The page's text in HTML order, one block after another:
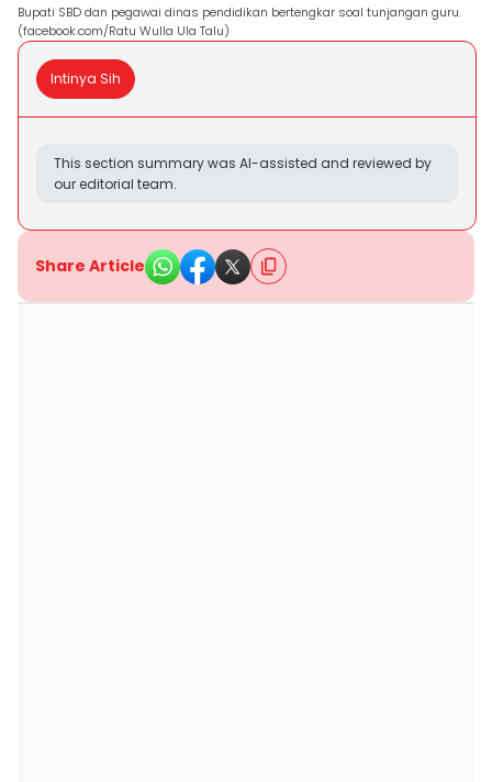
Bupati SBD dan pegawai dinas pendidikan bertengkar soal tunjangan guru.
(facebook.com/Ratu Wulla Ula Talu)
Intinya Sih
This section summary was AI-assisted and reviewed by
our editorial team.
Share Article